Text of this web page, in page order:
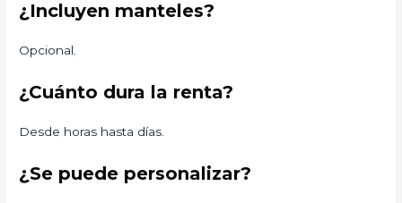
¿Incluyen manteles?
Opcional.
¿Cuánto dura la renta?
Desde horas hasta días.
¿Se puede personalizar?